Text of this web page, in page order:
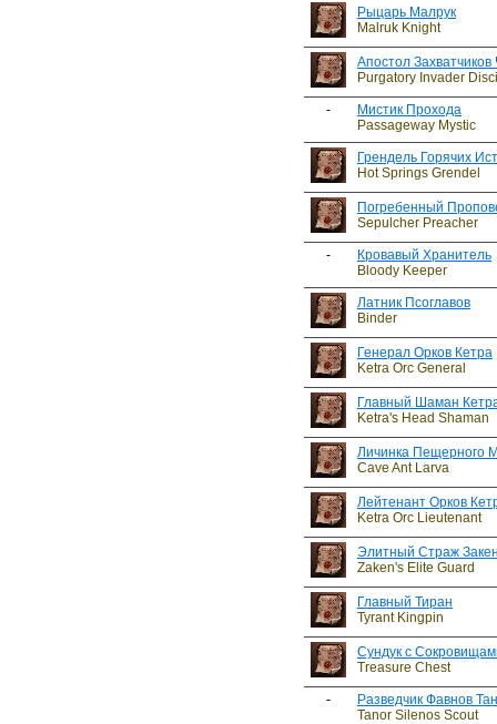
Рыцарь Малрук
Malruk Knight
Апостол
Purgatory Invader
-
Мистик Прохода
Passageway Mystic
Грендель Горячих
Hot Springs Grendel
Погребенный
Sepulcher Preacher
-
Кровавый Хранитель
Bloody Keeper
Латник Псоглавов
Binder
Генерал Орков Кетра
Ketra Orc General
Главный Шаман
Ketra's Head Shaman
Личинка Пещерного
Cave Ant Larva
Лейтенант Орков
Ketra Orc Lieutenant
Элитный Страж
Zaken's Elite Guard
Главный Тиран
Tyrant Kingpin
Сундук с
Treasure Chest
-
Разведчик Фавнов
Tanor Silenos Scout